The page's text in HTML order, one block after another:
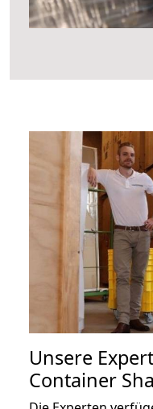
Unsere
Container